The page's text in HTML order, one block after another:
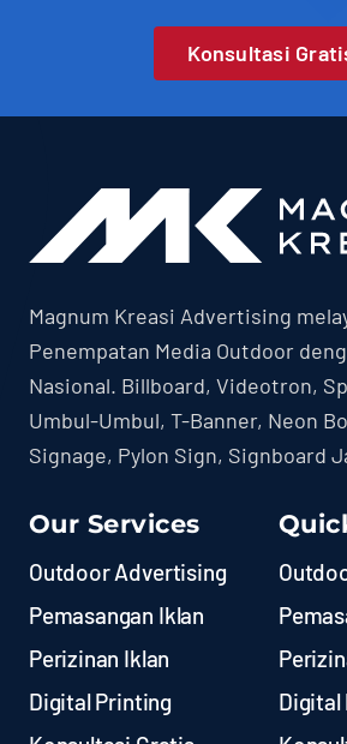
Konsultasi
Magnum Kreasi Advertising
Penempatan Media Outdoor
Nasional. Billboard, Videotron,
Umbul-Umbul, T-Banner, Neon
Signage, Pylon Sign, Signboard
Our Services
Outdoor Advertising
Pemasangan Iklan
Perizinan Iklan
Digital Printing
Digital